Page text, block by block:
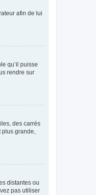
afin de lui
qu’il puisse
rendre sur
des carrés
grande,
distantes ou
pas utiliser